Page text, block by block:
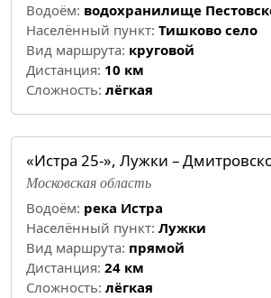
Водоём: водохранилище
Населённый пункт: Тишково село
Вид маршрута: круговой
Дистанция: 10 км
Cложность: лёгкая
«Истра 25-», Лужки –
Московская область
Водоём: река Истра
Населённый пункт: Лужки
Вид маршрута: прямой
Дистанция: 24 км
Cложность: лёгкая